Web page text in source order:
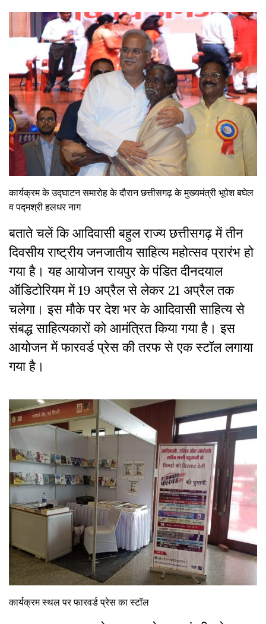
कार्यक्रम के उद्घाटन समारोह के दौरान छत्तीसगढ़ के मुख्यमंत्री भूपेश बघेल
व पद्मश्री हलधर नाग
बताते चलें कि आदिवासी बहुल राज्य छत्तीसगढ़ में तीन
दिवसीय राष्ट्रीय जनजातीय साहित्य महोत्सव प्रारंभ हो
गया है। यह आयोजन रायपुर के पंडित दीनदयाल
ऑडिटोरियम में 19 अप्रैल से लेकर 21 अप्रैल तक
चलेगा। इस मौके पर देश भर के आदिवासी साहित्य से
संबद्ध साहित्यकारों को आमंत्रित किया गया है। इस
आयोजन में फारवर्ड प्रेस की तरफ से एक स्टॉल लगाया
गया है।
कार्यक्रम स्थल पर फारवर्ड प्रेस का स्टॉल